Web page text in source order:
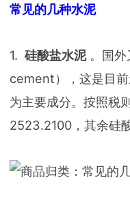
常见的几种水泥
1. 硅酸盐水泥 。国
cement），这是目
为主要成分。按照税
2523.2100，其余硅